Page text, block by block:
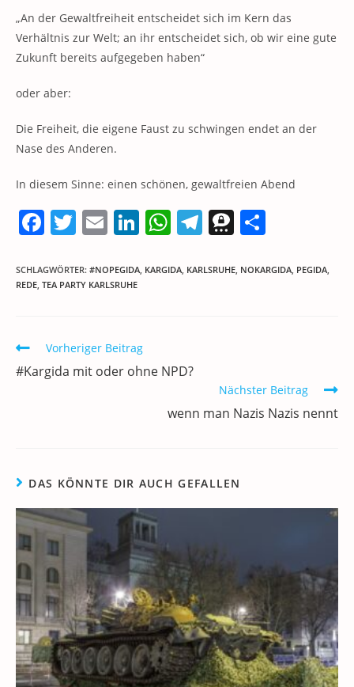
„An der Gewaltfreiheit entscheidet sich im Kern das
Verhältnis zur Welt; an ihr entscheidet sich, ob wir eine gute
Zukunft bereits aufgegeben haben“
oder aber:
Die Freiheit, die eigene Faust zu schwingen endet an der
Nase des Anderen.
In diesem Sinne: einen schönen, gewaltfreien Abend
F
c
e
o
o
T
itt
er
E
ai
l
Li
k
n
W
at
p
T
e
T
re le
SCHLAGWÖRTER: #NOPEGIDA, KARGIDA, KARLSRUHE, NOKARGIDA, PEGIDA,
REDE, TEA PARTY KARLSRUHE
Weitere
ansehen
Vorheriger Beitrag
#Kargida mit oder ohne NPD?
Nächster Beitrag
wenn man Nazis Nazis nennt
DAS KÖNNTE DIR AUCH GEFALLEN